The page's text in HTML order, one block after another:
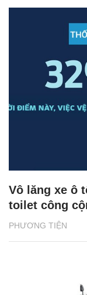
PHƯƠNG TIỆN
Vô lăng xe ô
toilet công